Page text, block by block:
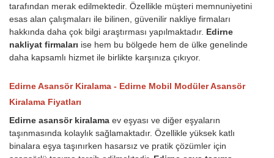
tarafından merak edilmektedir. Özellikle müşteri memnuniyetini
esas alan çalışmaları ile bilinen, güvenilir nakliye firmaları
hakkında daha çok bilgi araştırması yapılmaktadır. Edirne
nakliyat firmaları ise hem bu bölgede hem de ülke genelinde
daha kapsamlı hizmet ile birlikte karşınıza çıkıyor.
Edirne Asansör Kiralama - Edirne Mobil Modüler Asansör
Kiralama Fiyatları
Edirne asansör kiralama ev eşyası ve diğer eşyaların
taşınmasında kolaylık sağlamaktadır. Özellikle yüksek katlı
binalara eşya taşınırken hasarsız ve pratik çözümler için